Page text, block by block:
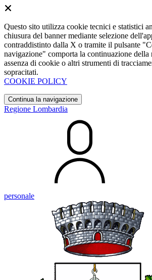
Questo sito utilizza cookie tecnici e statistici
chiusura del banner mediante selezione
contraddistinto dalla X o tramite il pulsante
navigazione" comporta la continuazione della
assenza di cookie o altri strumenti di
sopracitati.
COOKIE POLICY
Continua la navigazione
Regione Lombardia
personale